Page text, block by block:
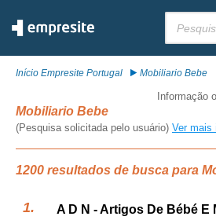
Início Empresite Portugal Mobiliario Bebe
Informação
Mobiliario Bebe
(Pesquisa solicitada pelo usuário) Ver mais
1200 resultados de busca para
A D N - Artigos De Bébé E